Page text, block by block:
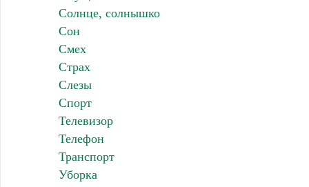
Солнце, солнышко
Сон
Смех
Страх
Слезы
Спорт
Телевизор
Телефон
Транспорт
Уборка